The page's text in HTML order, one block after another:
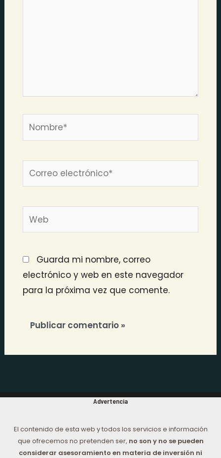
Nombre*
Correo
Web
Guarda mi nombre, correo
electrónico y web en este navegador
para la próxima vez que comente.
Advertencia
El contenido de esta web y todos los servicios e información
que ofrecemos no pretenden ser, no son y no se pueden
considerar asesoramiento en materia de inversión ni